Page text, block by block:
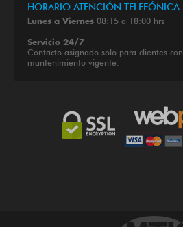
HORARIO ATENCIÓN TELEFÓNICA
Lunes a Viernes 08:15 a 18:00 hrs
Servicio 24/7
Contacto asignado solo para clientes
mantenimiento vigente.